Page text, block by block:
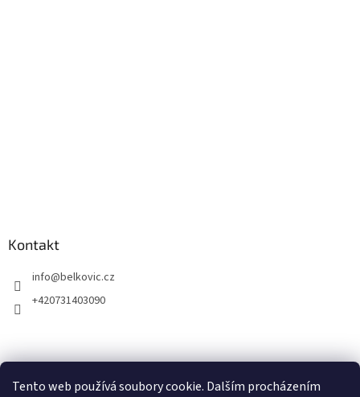
Tento web používá soubory cookie. Dalším procházením
Kontakt
info@belkovic.cz
+420731403090